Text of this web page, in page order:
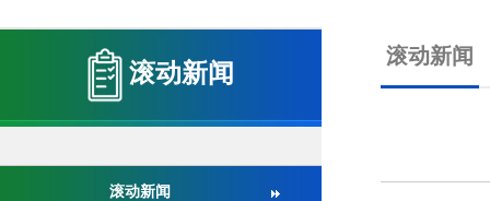
国家药监局药审中心关于发布《预防用mRNA疫苗临床
国家药监局药审中心关于发布《关于开发适宜药品包装
国家药监局 国家卫生健康委 国家中医药局 国家疾控局
滚动新闻
滚动新闻
滚动新闻